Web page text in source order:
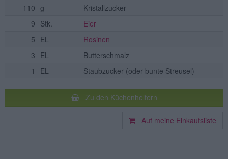
110 g
Kristallzucker
9 Stk.
Eier
5 EL
Rosinen
3 EL
Butterschmalz
1
EL Staubzucker (oder bunte Streusel)
Zu den Küchenhelfern
Auf meine Einkaufsliste